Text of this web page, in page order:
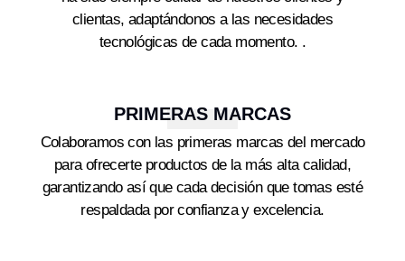
clientas, adaptándonos a las necesidades
tecnológicas de cada momento. .
PRIMERAS MARCAS
Colaboramos con las primeras marcas del mercado
para ofrecerte productos de la más alta calidad,
garantizando así que cada decisión que tomas esté
respaldada por confianza y excelencia.